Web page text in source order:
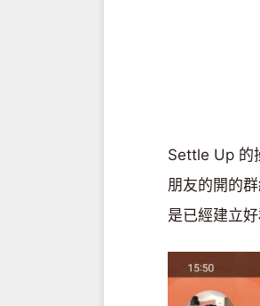
Settle Up 的
朋友的開的
是已經建立